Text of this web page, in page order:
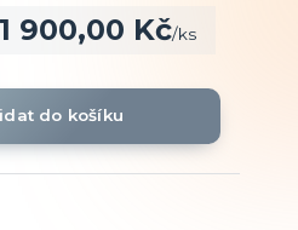
900,00 Kč/ks
do košíku